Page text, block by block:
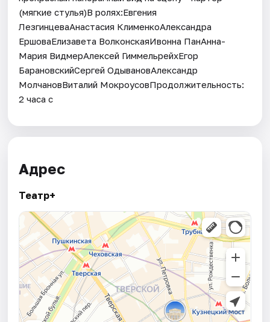
(мягкие стулья)В ролях:Евгения
ЛезгинцеваАнастасия КлименкоАлександра
ЕршоваЕлизавета ВолконскаяИвонна ПанАнна-
Мария ВидмерАлексей ГиммельрейхЕгор
БарановскийСергей ОдывановАлександр
МолчановВиталий МокроусовПродолжительность:
2 часа с
Адрес
Театр+